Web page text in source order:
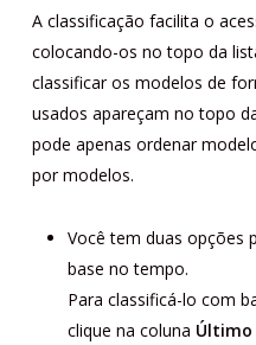
A classificação facilita o
colocando-os no topo da
classificar os modelos de
usados ​​apareçam no topo
pode apenas ordenar
por modelos.
Você tem duas opções
base no tempo.
Para classificá-lo com
clique na coluna Último